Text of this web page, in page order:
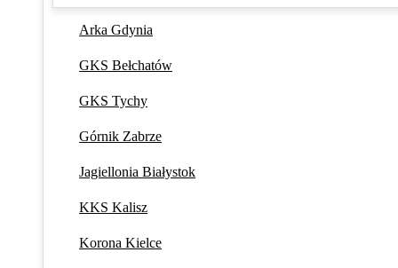
Arka Gdynia
GKS Bełchatów
GKS Tychy
Górnik Zabrze
Jagiellonia Białystok
KKS Kalisz
Korona Kielce